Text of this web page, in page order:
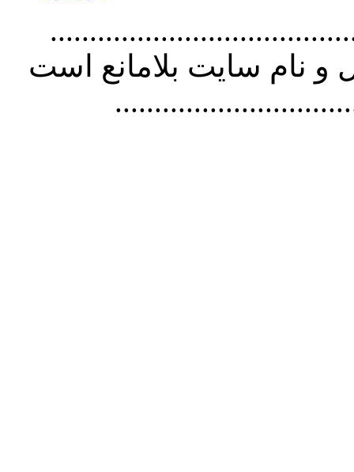
استفاده از
نام سايت بلامانع است